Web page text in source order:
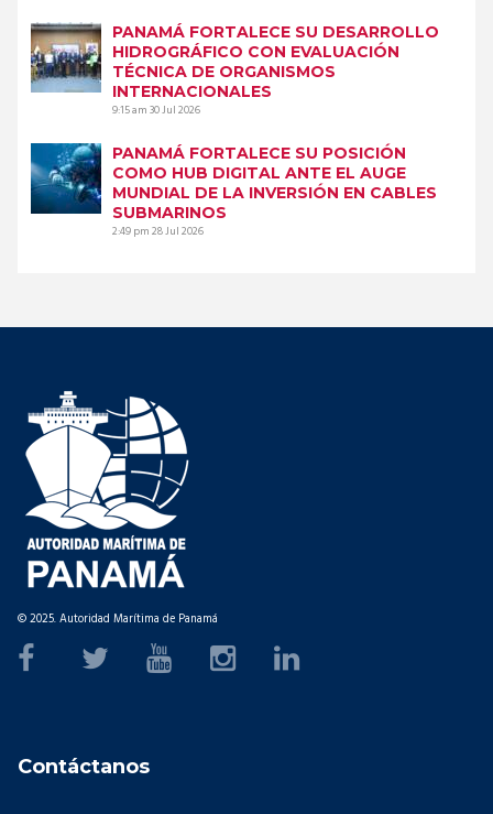
PANAMÁ FORTALECE SU DESARROLLO
HIDROGRÁFICO CON EVALUACIÓN
TÉCNICA DE ORGANISMOS
INTERNACIONALES
9:15 am30 Jul 2026
PANAMÁ FORTALECE SU POSICIÓN
COMO HUB DIGITAL ANTE EL AUGE
MUNDIAL DE LA INVERSIÓN EN CABLES
SUBMARINOS
2:49 pm28 Jul 2026
© 2025. Autoridad Marítima de Panamá
Contáctanos